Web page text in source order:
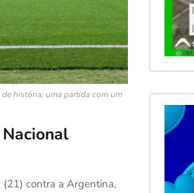
história, uma partida com um
(21) contra a Argentina,